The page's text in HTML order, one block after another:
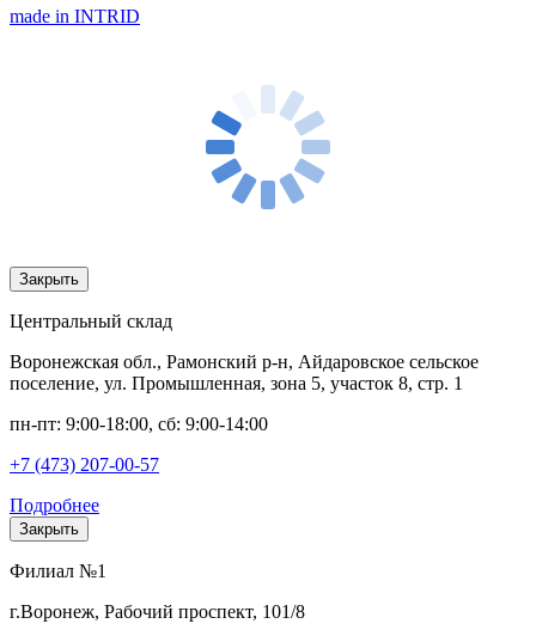
made in INTRID
Закрыть
Центральный склад
Воронежская обл., Рамонский р-н, Айдаровское сельское
поселение, ул. Промышленная, зона 5, участок 8, стр. 1
пн-пт: 9:00-18:00, сб: 9:00-14:00
+7 (473) 207-00-57
Подробнее
Закрыть
Филиал №1
г.Воронеж, Рабочий проспект, 101/8